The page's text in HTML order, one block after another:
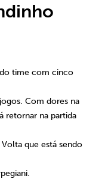
time com cinco
Com dores na
retornar na partida
que está sendo